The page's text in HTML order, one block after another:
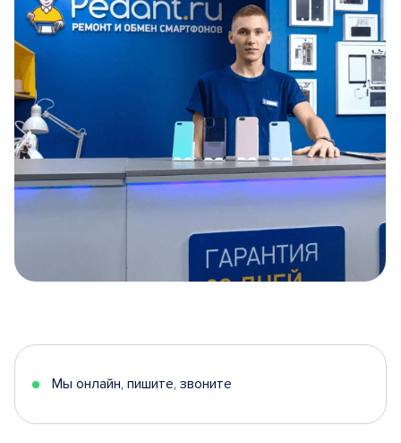
5
Мы онлайн, пишите, звоните